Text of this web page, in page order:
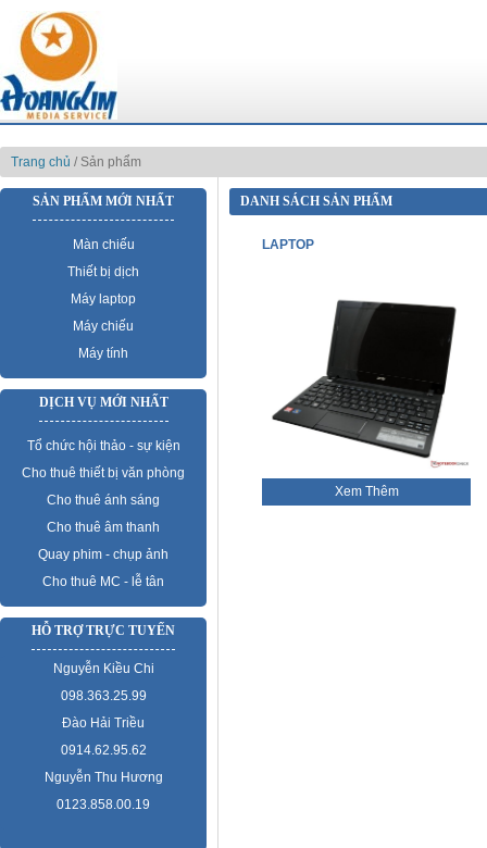
Trang chủ / Sản phẩm
SẢN PHẨM MỚI NHẤT
Màn chiếu
Thiết bị dịch
Máy laptop
Máy chiếu
Máy tính
DỊCH VỤ MỚI NHẤT
Tổ chức hội thảo - sự kiện
Cho thuê thiết bị văn phòng
Cho thuê ánh sáng
Cho thuê âm thanh
Quay phim - chụp ảnh
Cho thuê MC - lễ tân
HỖ TRỢ TRỰC TUYẾN
Nguyễn Kiều Chi
098.363.25.99
Đào Hải Triều
0914.62.95.62
Nguyễn Thu Hương
0123.858.00.19
DANH SÁCH SẢN PHẨM
LAPTOP
Xem Thêm